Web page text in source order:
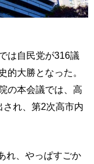
は自民党が316議
的大勝となった。
の本会議では、高
れ、第2次高市内
れ、やっぱすごか